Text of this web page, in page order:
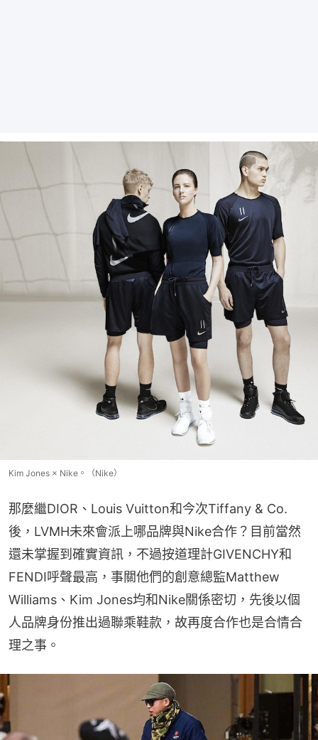
Kim Jones × Nike。（Nike）
那麼繼DIOR、Louis Vuitton和今次Tiffany & Co.
後，LVMH未來會派上哪品牌與Nike合作？目前當然
還未掌握到確實資訊，不過按道理計GIVENCHY和
FENDI呼聲最高，事關他們的創意總監Matthew
Williams、Kim Jones均和Nike關係密切，先後以個
人品牌身份推出過聯乘鞋款，故再度合作也是合情合
理之事。